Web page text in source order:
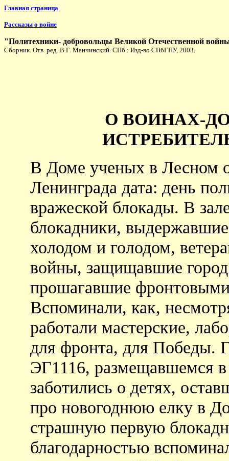
Главная страница
Рассказы о войне
"Политехники- добровольцы Великой Отечественной
Сборник. Отв. ред. В.Г. Манчинский. СПб.: Изд-во СПбГПУ, 2003.
О ВОИНАХ-
В Доме ученых в Лесном
Ленинграда дата: день
вражеской блокады. В
блокадники,
холодом и голодом,
войны, защищавшие
прошагавшие
Вспоминали, как,
работали мастерские,
для фронта, для Победы.
ЭГ1116, размещавшемся в
заботились о детях,
про новогоднюю елку в
страшную первую
благодарностью